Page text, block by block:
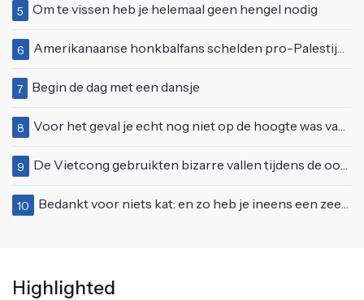
5 Om te vissen heb je helemaal geen hengel nodig
6 Amerikanaanse honkbalfans schelden pro-Palestijnse demonstranten uit
7 Begin de dag met een dansje
8 Voor het geval je echt nog niet op de hoogte was van deze Starbucks-lifehack
9 De Vietcong gebruikten bizarre vallen tijdens de oorlog
10 Bedankt voor niets kat: en zo heb je ineens een zeemeeuw in huis
Highlighted